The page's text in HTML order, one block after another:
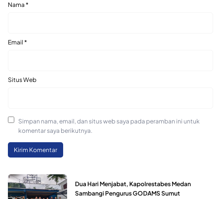
Nama *
Email *
Situs Web
Simpan nama, email, dan situs web saya pada peramban ini untuk
komentar saya berikutnya.
Dua Hari Menjabat, Kapolrestabes Medan
Sambangi Pengurus GODAMS Sumut